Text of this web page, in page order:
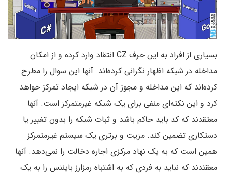
بسیاری از افراد به این حرف CZ انتقاد وارد کرده و از امکان
مداخله در شبکه اظهار نگرانی کرده‌اند. آنها این سوال را مطرح
کرده‌اند که این مداخله و مجوز آن در شبکه ایجاد تمرکز خواهد
کرد و این نکته‌ای منفی برای یک شبکه غیرمتمرکز است. آنها
معتقدند که کد باید حاکم باشد و ثبات شبکه را بدون تغییر یا
دستکاری تضمین کند. مزیت و برتری یک سیستم غیرمتمرکز
همین است که به یک نهاد مرکزی اجاره دخالت را نمی‌دهد. آنها
معقتدند که نباید به فردی که به اشتباه رمزارز بایننس را به یک